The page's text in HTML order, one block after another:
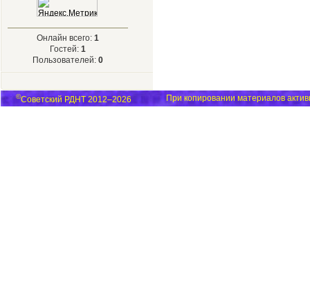
Онлайн всего: 1
Гостей: 1
Пользователей: 0
©Советский РДНТ 2012–2026 При копировании материалов